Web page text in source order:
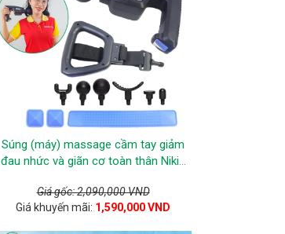
Súng (máy) massage cầm tay giảm
đau nhức và giãn cơ toàn thân Nikio
Giá gốc: 2,090,000 VND
Giá khuyến mãi: 1,590,000 VND